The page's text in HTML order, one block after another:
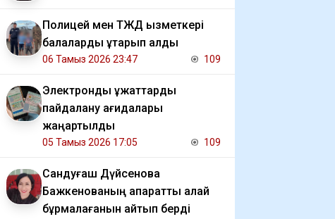
Полицей мен ТЖД қызметкері
балаларды құтқарып қалды
06 Тамыз 2026 23:47 109
Электрондық құжаттарды
пайдалану қағидалары
жаңартылды
05 Тамыз 2026 17:05 109
Сандуғаш Дүйсенова
Бажкенованың ақпаратты қалай
бұрмалағанын айтып берді